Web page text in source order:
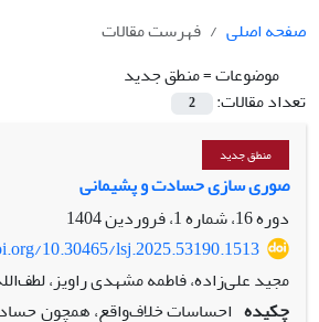
صفحه اصلی
فهرست مقالات
موضوعات =منطق جدید
تعداد مقالات:
2
منطق جدید
صوری سازی حسادت و پشیمانی
دوره 16، شماره 1، فروردین 1404
10.30465/lsj.2025.53190.1513
مجید علی‌زاده، فاطمه مشهدی راویز،
چکیده احساسات خلاف‌واقع، همچون